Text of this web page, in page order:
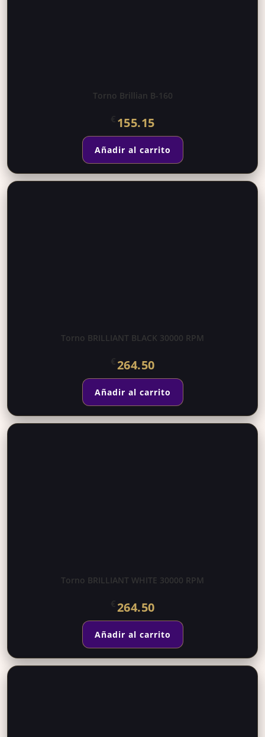
Torno Brillian B-160
155.15
Añadir al carrito
Torno BRILLIANT BLACK 30000 RPM
264.50
Añadir al carrito
Torno BRILLIANT WHITE 30000 RPM
264.50
Añadir al carrito